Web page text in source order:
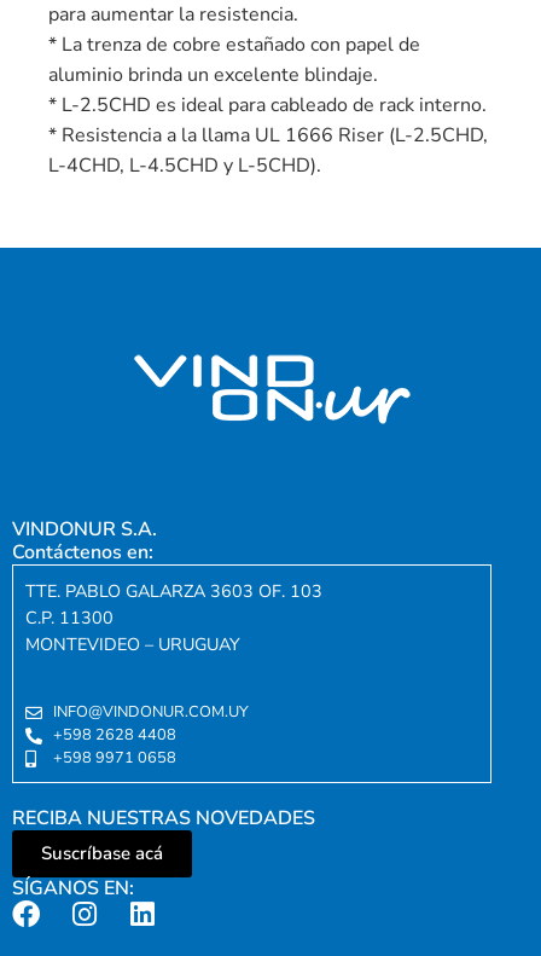
para aumentar la resistencia.
* La trenza de cobre estañado con papel de
aluminio brinda un excelente blindaje.
* L-2.5CHD es ideal para cableado de rack interno.
* Resistencia a la llama UL 1666 Riser (L-2.5CHD,
L-4CHD, L-4.5CHD y L-5CHD).
VINDONUR S.A.
Contáctenos en:
TTE. PABLO GALARZA 3603 OF. 103
C.P. 11300
MONTEVIDEO – URUGUAY
INFO@VINDONUR.COM.UY
+598 2628 4408
+598 9971 0658
RECIBA NUESTRAS NOVEDADES
Suscríbase acá
SÍGANOS EN: